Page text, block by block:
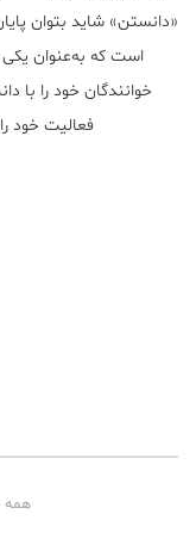
«دانستن» شاید بتوان
است که به‌عنوان یکی
خوانندگان خود را
فعالیت خود را در
همه